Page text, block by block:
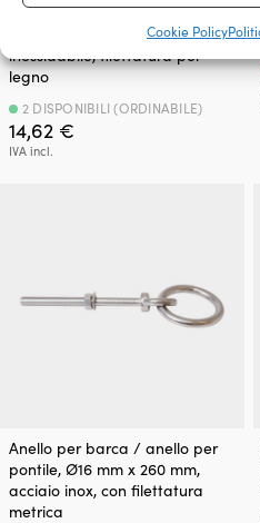
Cookie Policy
Anello per barca / anello per
molo, Ø10 mm x 50 mm, acciaio
inossidabile, filettatura per
legno
14,62 €
IVA incl.
2 DISPONIBILI (ORDINABILE)
Anello per barca / anello per
pontile, Ø16 mm x 260 mm,
acciaio inox, con filettatura
metrica